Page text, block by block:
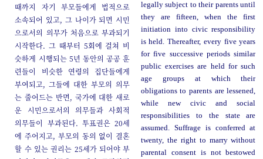
때까지 자기 부모들에게 법적으로
소속되어 있고, 그 나이가 되면 시민
으로서의 의무가 처음으로 부과되기
시작한다. 그 때부터 5회에 걸쳐 비
슷하게 시행되는 5년 동안의 공공 훈
련들이 비슷한 연령의 집단들에게
부여되고, 그들에 대한 부모의 의무
는 줄어드는 반면, 국가에 대한 새로
운 시민으로서의 의무들과 사회적
의무들이 부과된다. 투표권은 20세
에 주어지고, 부모의 동의 없이 결혼
할 수 있는 권리는 25세가 되어야 부
legally subject to their parents until
they are fifteen, when the first
initiation into civic responsibility
is held. Thereafter, every five years
for five successive periods similar
public exercises are held for such
age groups at which their
obligations to parents are lessened,
while new civic and social
responsibilities to the state are
assumed. Suffrage is conferred at
twenty, the right to marry without
parental consent is not bestowed